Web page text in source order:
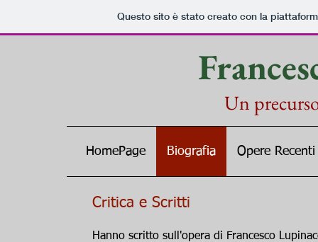
Questo sito è stato creato con la
Un
HomePage Biografia Opere Recenti
Critica e Scritti
Hanno scritto sull'opera di Francesco